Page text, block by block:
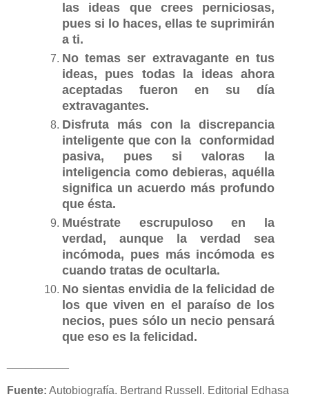
las ideas que crees perniciosas,
pues si lo haces, ellas te suprimirán
a ti.
No temas ser extravagante en tus
ideas, pues todas la ideas ahora
aceptadas fueron en su día
extravagantes.
Disfruta más con la discrepancia
inteligente que con la conformidad
pasiva, pues si valoras la
inteligencia como debieras, aquélla
significa un acuerdo más profundo
que ésta.
Muéstrate escrupuloso en la
verdad, aunque la verdad sea
incómoda, pues más incómoda es
cuando tratas de ocultarla.
No sientas envidia de la felicidad de
los que viven en el paraíso de los
necios, pues sólo un necio pensará
que eso es la felicidad.
Fuente: Autobiografía. Bertrand Russell. Editorial Edhasa